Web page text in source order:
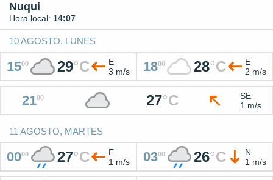
Nuqui
Hora local: 14:07
10 AGOSTO, LUNES
1500 29°C
E
3 m/s
1800 28°C
E
2 m/s
2100 27°C
SE
1 m/s
11 AGOSTO, MARTES
0000 27°C
E
1 m/s
0300 26°C
N
1 m/s